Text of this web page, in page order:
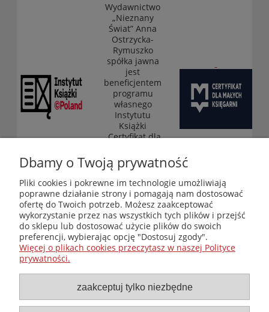
Wydawnictwo
„Nieznany
Świat” Anna
Ostrzycka-
Rymuszko
spółka jawna
jest
beneficjentem
programu
własnego
Instytutu
Książki
„Certyfikat dla
księgarni”
(edycja 2025-
2026)
Księgarnia-Galeria "Nieznany Świat" - internetowy sklep
ezoteryczny online
Zapraszamy również do odwiedzenia naszej księgarni
stacjonarnej przy ul. Kredytowej 2 w Warszawie
© Copyright 2014-2026 Wydawnictwo "Nieznany Świat"
Wszelkie prawa zastrzeżone
Dbamy o Twoją prywatność
Pliki cookies i pokrewne im technologie umożliwiają
poprawne działanie strony i pomagają nam dostosować
ofertę do Twoich potrzeb. Możesz zaakceptować
wykorzystanie przez nas wszystkich tych plików i przejść
do sklepu lub dostosować użycie plików do swoich
preferencji, wybierając opcję "Dostosuj zgody".
Więcej o plikach cookies przeczytasz w naszej Polityce
prywatności.
zaakceptuj tylko niezbędne